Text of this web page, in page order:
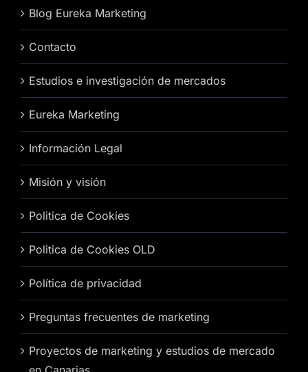
Blog Eureka Marketing
Contacto
Estudios e investigación de mercados
Eureka Marketing
Información Legal
Misión y visión
Politica de Cookies
Politica de Cookies OLD
Política de privacidad
Preguntas frecuentes de marketing
Proyectos de marketing y estudios de mercado